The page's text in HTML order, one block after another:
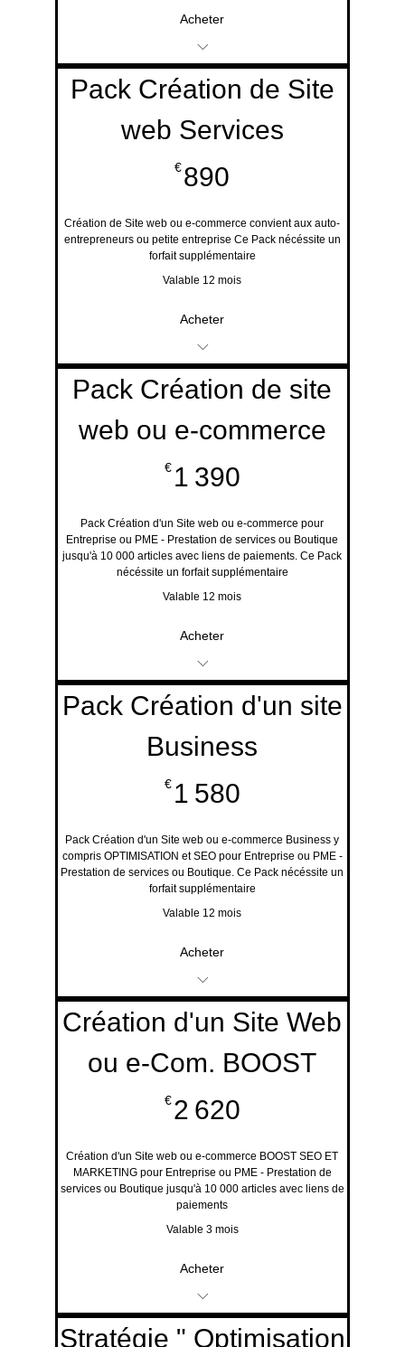
Acheter
Création de Site Web
Design
Pack Création de Site
web Services
€890
Création de Site web ou e-commerce convient aux auto-
entrepreneurs ou petite entreprise Ce Pack nécéssite un
forfait supplémentaire
Valable 12 mois
Acheter
Evènements et Offres
promotionnelles
Service disponible en
ligne Gratuit
Demande de devis ou
d'information
Pack Création de site
web ou e-commerce
€ 1 390
Pack Création d'un Site web ou e-commerce pour
Entreprise ou PME - Prestation de services ou Boutique
jusqu'à 10 000 articles avec liens de paiements. Ce Pack
nécéssite un forfait supplémentaire
Valable 12 mois
Acheter
Service disponible en
ligne Gratuit
Demande de devis ou
d'information
Evènements et Offres
promotionnelles
Pack Création d'un site
Business
€ 1 580
Pack Création d'un Site web ou e-commerce Business y
compris OPTIMISATION et SEO pour Entreprise ou PME -
Prestation de services ou Boutique. Ce Pack nécéssite un
forfait supplémentaire
Valable 12 mois
Acheter
Service disponible en
ligne Gratuit
Demande de devis ou
d'information
Evènements et Offres
promotionnelles
Création d'un Site Web
ou e-Com. BOOST
€2 620
Création d'un Site web ou e-commerce BOOST SEO ET
MARKETING pour Entreprise ou PME - Prestation de
services ou Boutique jusqu'à 10 000 articles avec liens de
paiements
Valable 3 mois
Acheter
Création de Site Web
Stratégie " Optimisation